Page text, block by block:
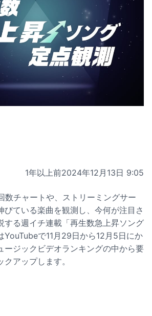
1年以上前2024年12月13日 9:05
数チャートや、ストリーミングサー
びている楽曲を観測し、今何が注目さ
する週イチ連載「再生数急上昇ソング
YouTubeで11月29日から12月5日にか
ージックビデオランキングの中から要
アップします。